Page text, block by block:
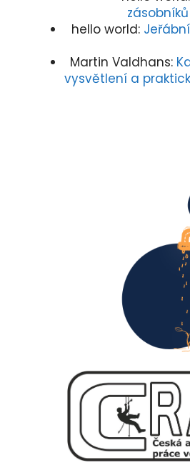
hello world:
Martin Valdhans:
vysvětlení a